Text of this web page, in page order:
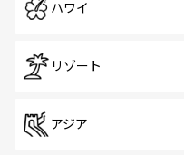
ハワイ
リゾート
アジア